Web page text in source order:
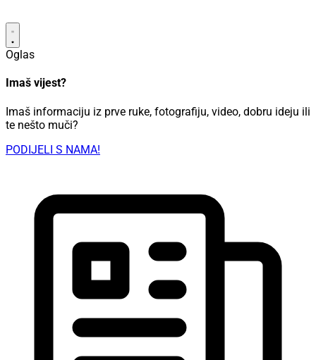
Oglas
Imaš vijest?
Imaš informaciju iz prve ruke, fotografiju, video, dobru ideju ili
te nešto muči?
PODIJELI S NAMA!